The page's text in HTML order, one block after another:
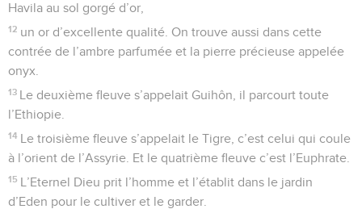
Havila au sol gorgé d’or,
12 un or d’excellente qualité. On trouve aussi dans cette
contrée de l’ambre parfumée et la pierre précieuse appelée
onyx.
13 Le deuxième fleuve s’appelait Guihôn, il parcourt toute
l’Ethiopie.
14 Le troisième fleuve s’appelait le Tigre, c’est celui qui coule
à l’orient de l’Assyrie. Et le quatrième fleuve c’est l’Euphrate.
15 L’Eternel Dieu prit l’homme et l’établit dans le jardin
d’Eden pour le cultiver et le garder.